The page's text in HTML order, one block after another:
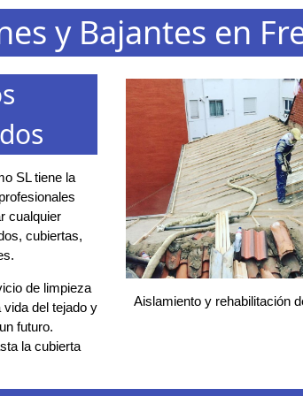
y Bajantes en
SL tiene la
cualquier
cubiertas,
de limpieza
del tejado y
futuro.
la cubierta
Aislamiento y rehabilitación